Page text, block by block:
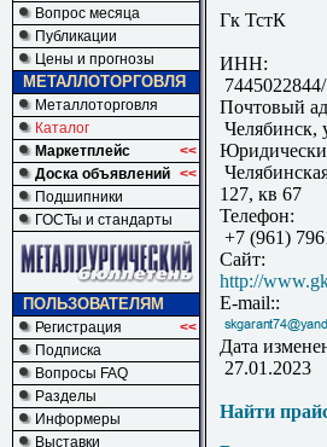
Вопрос месяца
Публикации
Цены и прогнозы
МЕТАЛЛОТОРГОВЛЯ
Металлоторговля
Каталог
Маркетплейс
<<
Доска объявлений <<
Подшипники
ГОСТы и стандарты
ПОЛЬЗОВАТЕЛЯМ
Регистрация
<<
Подписка
Вопросы FAQ
Разделы
Информеры
Выставки
Гк ТстК
ИНН:
7445022844/
Почтовый
Челябинск,
127, кв 67
Телефон:
+7 (961)
Сайт:
http://
E-mail::
Дата
27.01.2023
Найти